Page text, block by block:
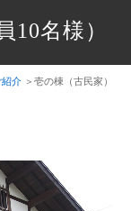
10名様）
紹介 壱の棟（古民家）